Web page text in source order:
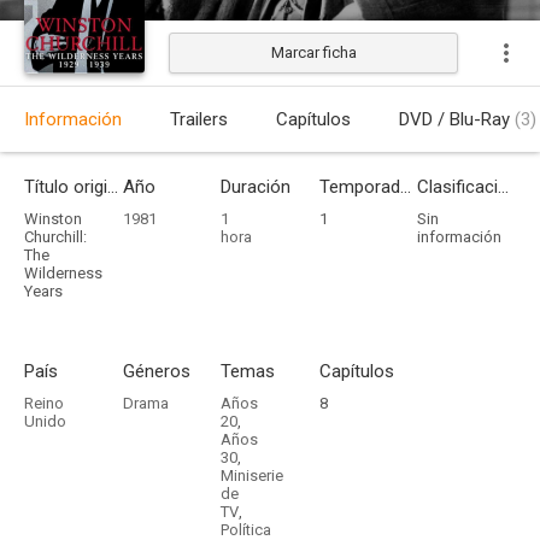
Marcar ficha
Información Trailers Capítulos DVD / Blu-Ray (3)
Título original
Winston
Churchill:
The
Wilderness
Years
Año
1981
Duración
1
hora
Temporadas
1
Clasificación por edades
Sin
información
País
Reino
Unido
Géneros
Drama
Temas
Años
20,
Años
30,
Miniserie
de
TV,
Política
Capítulos
8